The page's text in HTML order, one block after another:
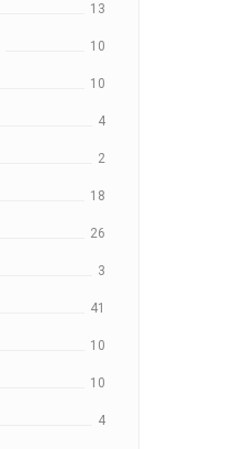
13
10
10
4
2
18
26
3
41
10
10
4